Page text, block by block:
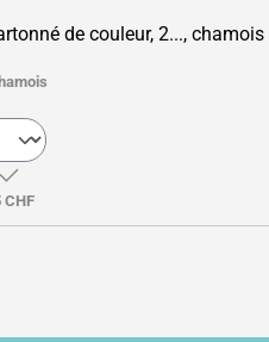
la quantité
de couleur, 2..., chamois
CHF